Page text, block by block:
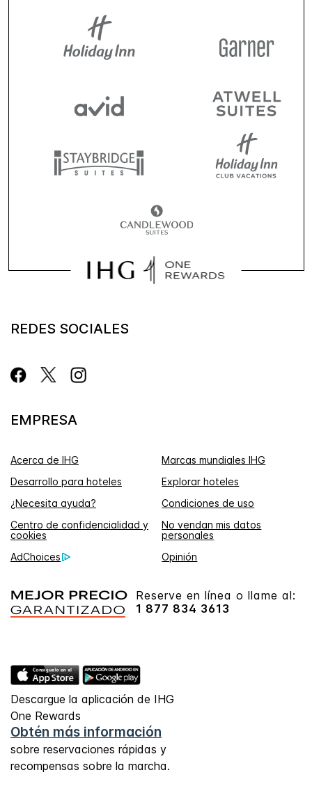
REDES SOCIALES
EMPRESA
Acerca de IHG
Marcas mundiales IHG
Desarrollo para hoteles
Explorar hoteles
¿Necesita ayuda?
Condiciones de uso
Centro de confidencialidad y
cookies
No vendan mis datos
personales
AdChoices
Opinión
Reserve en línea o llame al:
1 877 834 3613
Descargue la aplicación de IHG
One Rewards
Obtén más información
sobre reservaciones rápidas y
recompensas sobre la marcha.